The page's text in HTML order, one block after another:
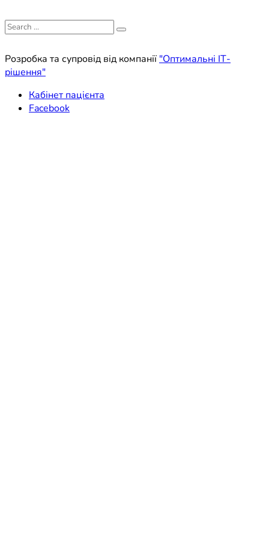
Search
Розробка та супровід від компанії "Оптимальні ІТ-
рішення"
Кабінет пацієнта
Facebook